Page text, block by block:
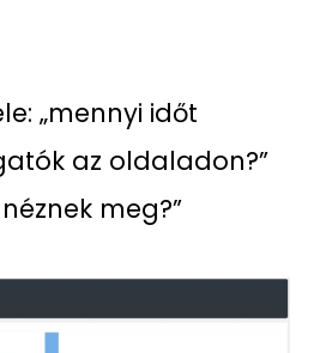
„mennyi időt
az oldaladon?”
meg?”